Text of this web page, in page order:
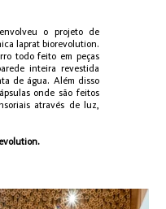
o projeto de
laprat biorevolution.
todo feito em peças
inteira revestida
de água. Além disso
onde são feitos
através de luz,